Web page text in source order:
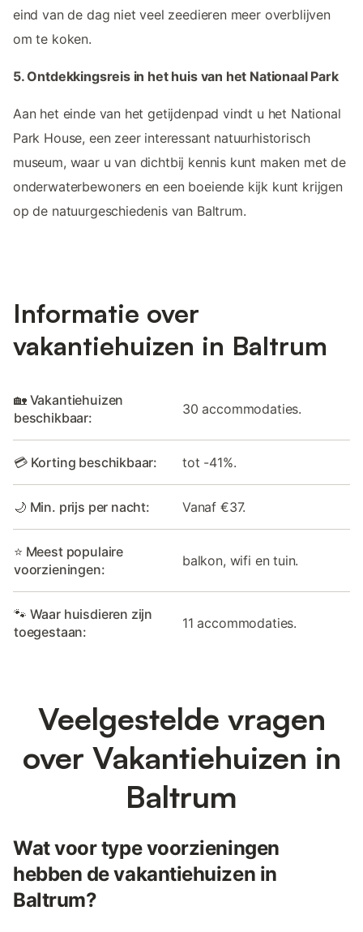
eind van de dag niet veel zeedieren meer overblijven
om te koken.
5. Ontdekkingsreis in het huis van het Nationaal Park
Aan het einde van het getijdenpad vindt u het National
Park House, een zeer interessant natuurhistorisch
museum, waar u van dichtbij kennis kunt maken met de
onderwaterbewoners en een boeiende kijk kunt krijgen
op de natuurgeschiedenis van Baltrum.
Informatie over
vakantiehuizen in Baltrum
🏡 Vakantiehuizen
beschikbaar:
30 accommodaties.
💳 Korting beschikbaar: tot -41%.
🌙 Min. prijs per nacht: Vanaf €37.
⭐ Meest populaire
voorzieningen:
balkon, wifi en tuin.
🐾 Waar huisdieren zijn
toegestaan:
11 accommodaties.
Veelgestelde vragen
over Vakantiehuizen in
Baltrum
Wat voor type voorzieningen
hebben de vakantiehuizen in
Baltrum?